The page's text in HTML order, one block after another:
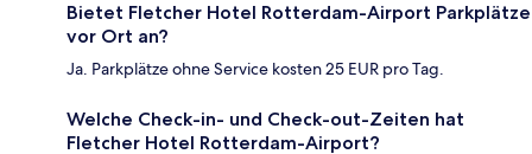
Bietet Fletcher Hotel Rotterdam-Airport Parkplätze
vor Ort an?
Ja. Parkplätze ohne Service kosten 25 EUR pro Tag.
Welche Check-in- und Check-out-Zeiten hat
Fletcher Hotel Rotterdam-Airport?